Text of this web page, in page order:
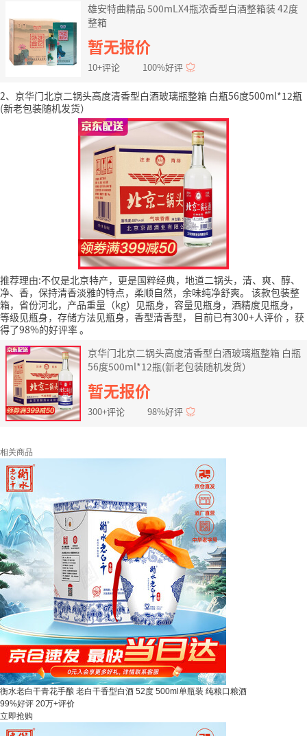
雄安特曲精品 500mLX4瓶浓香型白酒整箱装 42度
整箱
暂无报价
10+评论 100%好评
2、京华门北京二锅头高度清香型白酒玻璃瓶整箱 白瓶56度500ml*12瓶
(新老包装随机发货）
推荐理由:不仅是北京特产，更是国粹经典，地道二锅头，清、爽、醇、
净、香，保持清香淡雅的特点，柔顺自然，余味纯净舒爽。 该款包装整
箱，省份河北，产品重量（kg）见瓶身，容量见瓶身，酒精度见瓶身，
等级见瓶身，存储方法见瓶身，香型清香型，
目前已有300+人评价 ，获
得了98%的好评率。
京华门北京二锅头高度清香型白酒玻璃瓶整箱 白瓶
56度500ml*12瓶(新老包装随机发货）
暂无报价
300+评论 98%好评
相关商品
衡水老白干青花手酿 老白干香型白酒 52度 500ml单瓶装 纯粮口粮酒
99%好评 20万+评价
立即抢购